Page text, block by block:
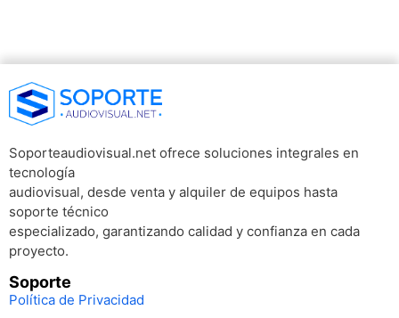
Soporteaudiovisual.net ofrece soluciones integrales en
tecnología
audiovisual, desde venta y alquiler de equipos hasta
soporte técnico
especializado, garantizando calidad y confianza en cada
proyecto.
Soporte
Política de Privacidad